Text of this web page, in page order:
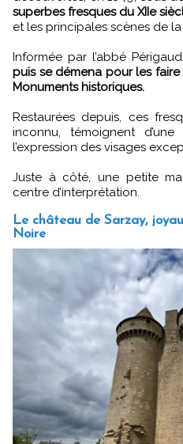
superbes fresques du XIIe
et les principales scènes de la
Informée par l’abbé Périgaud,
puis se démena pour les
Monuments historiques.
Restaurées depuis, ces
inconnu, témoignent
l’expression des visages
Juste à côté, une petite
centre d’interprétation.
Le château de Sarzay,
Noire